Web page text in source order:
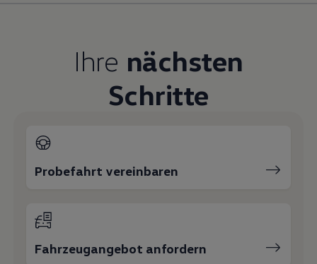
Volkswagen R
Pannen- und Unfallhilfe
Volkswagen Kundenbetreuung
Ihre nächsten
Schritte
Probefahrt vereinbaren
Fahrzeugangebot anfordern